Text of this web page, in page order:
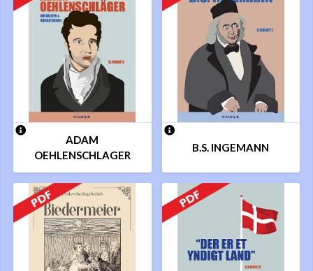
ADAM
OEHLENSCHLAGER
B.S. INGEMANN